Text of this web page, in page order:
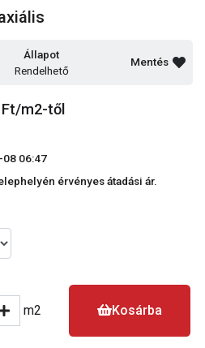
Állapot
Rendelhető
Mentés
Ft/m2-től
06:47
érvényes átadási ár.
m2 Kosárba